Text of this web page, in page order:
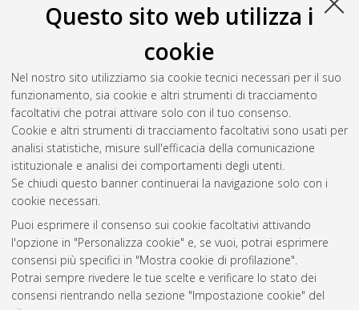
Questo sito web utilizza i
cookie
Nel nostro sito utilizziamo sia cookie tecnici necessari per il suo
funzionamento, sia cookie e altri strumenti di tracciamento
facoltativi che potrai attivare solo con il tuo consenso.
Cookie e altri strumenti di tracciamento facoltativi sono usati per
analisi statistiche, misure sull'efficacia della comunicazione
istituzionale e analisi dei comportamenti degli utenti.
Se chiudi questo banner continuerai la navigazione solo con i
cookie necessari.
Puoi esprimere il consenso sui cookie facoltativi attivando
l'opzione in "Personalizza cookie" e, se vuoi, potrai esprimere
consensi più specifici in "Mostra cookie di profilazione".
Potrai sempre rivedere le tue scelte e verificare lo stato dei
consensi rientrando nella sezione "Impostazione cookie" del
Gestione del documento:
Atom
Rss 1.0
Rss 2.0